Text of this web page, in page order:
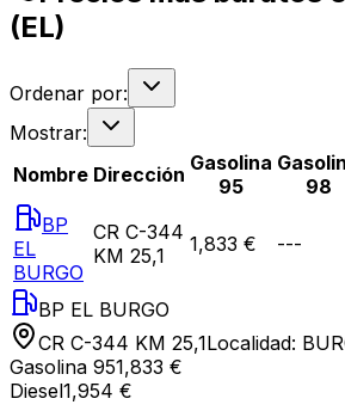
(EL)
Ordenar por:
Mostrar:
Nombre Dirección Gasolina
95
98
BP
EL
BURGO
CR C-344
KM 25,1
1,833 € ---
BP EL BURGO
CR C-344 KM 25,1Localidad:
Gasolina 951,833 €
Diesel1,954 €